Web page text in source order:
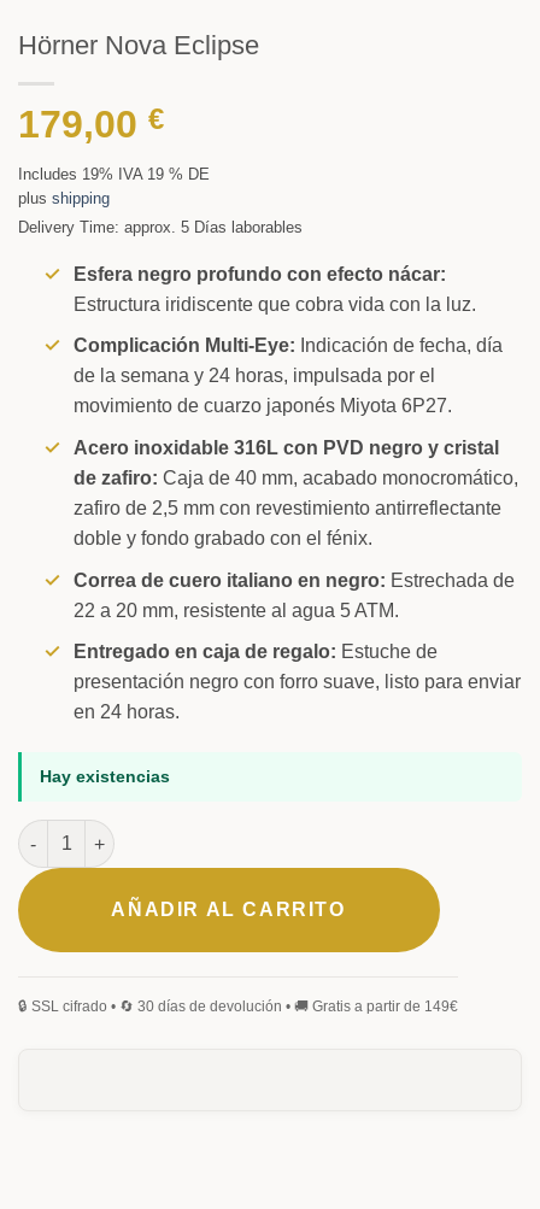
Hörner Nova Eclipse
179,00 €
Includes 19% IVA 19 % DE
plus shipping
Delivery Time: approx. 5 Días laborables
Esfera negro profundo con efecto nácar:
Estructura iridiscente que cobra vida con la luz.
Complicación Multi-Eye: Indicación de fecha, día
de la semana y 24 horas, impulsada por el
movimiento de cuarzo japonés Miyota 6P27.
Acero inoxidable 316L con PVD negro y cristal
de zafiro: Caja de 40 mm, acabado monocromático,
zafiro de 2,5 mm con revestimiento antirreflectante
doble y fondo grabado con el fénix.
Correa de cuero italiano en negro: Estrechada de
22 a 20 mm, resistente al agua 5 ATM.
Entregado en caja de regalo: Estuche de
presentación negro con forro suave, listo para enviar
en 24 horas.
Hay existencias
Hörner Nova Eclipse cantidad
AÑADIR AL CARRITO